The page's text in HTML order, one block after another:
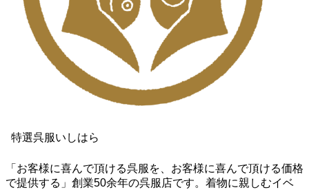
特選呉服いしはら
「お客様に喜んで頂ける呉服を、お客様に喜んで頂ける価格
で提供する」創業50余年の呉服店です。着物に親しむイベ